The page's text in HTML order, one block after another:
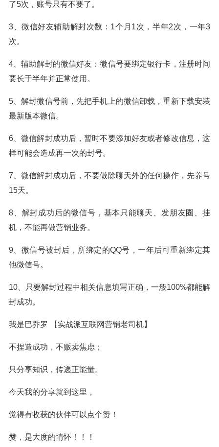
了5次，账号只有不要了。
3、微信好友辅助解封次数：1个月1次，半年2次，一年3
次。
4、辅助解封的微信好友：微信号要绑定银行卡，注册时间
要长于半年并正常使用。
5、解封微信号前，先把手机上的微信卸载，重新下载安装
最新版本微信。
6、微信解封成功后，暂时不要添加好友或者修改信息，这
样可能会造成再一次的封号。
7、微信解封成功后，不要做除聊天外的任何操作，先养号
15天。
8、解封成功后的微信号，基本只能聊天、发朋友圈、挂
机，不能再做营销业务。
9、微信号被封后，所绑定的QQ号，一年后可重新绑定其
他微信号。
10、只要解封过程中相关信息填写正确，一般100%都能解
封成功。
我是巴乔罗 【实战派互联网营销老司机】
不捏造成功，不贩卖焦虑；
只分享知识，传递正能量。
今天我的分享就到这里，
觉得有收获的伙伴可以点个赞！
赞，是大度的情怀！！！